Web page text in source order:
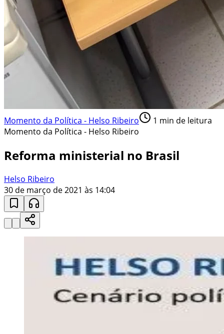
Momento da Política - Helso Ribeiro 1 min de leitura
Momento da Política - Helso Ribeiro
Reforma ministerial no Brasil
Helso Ribeiro
30 de março de 2021 às 14:04